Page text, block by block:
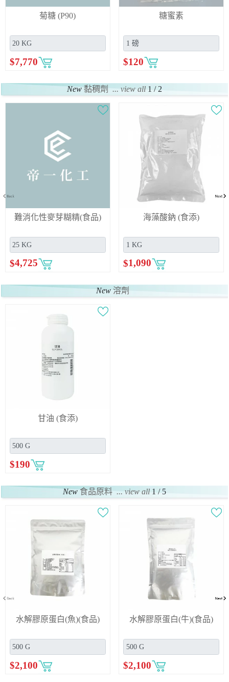
菊糖 (P90)
$7,770
糖蜜素
$120
New 黏稠劑... view all 1 / 2
難消化性麥芽糊精(食品)
$4,725
海藻酸鈉 (食添)
$1,090
New 溶劑
甘油 (食添)
$190
New 食品原料... view all 1 / 5
水解膠原蛋白(魚)(食品)
$2,100
水解膠原蛋白(牛)(食品)
$2,100